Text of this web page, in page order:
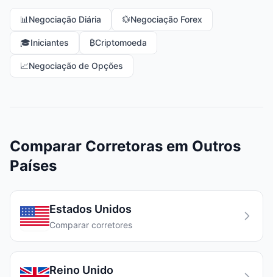
📊 Negociação Diária 💱Negociação Forex
🎓Iniciantes ₿Criptomoeda
📈Negociação de Opções
Comparar Corretoras em Outros
Países
Estados Unidos
Comparar corretores
Reino Unido